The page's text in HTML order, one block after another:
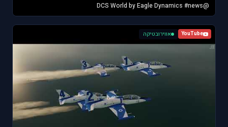
@DCS World by Eagle Dynamics #news
YouTube אווירובטיקה